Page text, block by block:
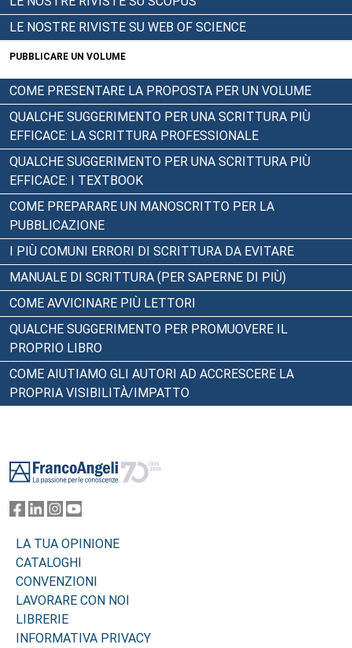
LE NOSTRE RIVISTE SU WEB OF SCIENCE
PUBBLICARE UN VOLUME
COME PRESENTARE LA PROPOSTA PER UN VOLUME
QUALCHE SUGGERIMENTO PER UNA SCRITTURA PIÙ
EFFICACE: LA SCRITTURA PROFESSIONALE
QUALCHE SUGGERIMENTO PER UNA SCRITTURA PIÙ
EFFICACE: I TEXTBOOK
COME PREPARARE UN MANOSCRITTO PER LA
PUBBLICAZIONE
I PIÙ COMUNI ERRORI DI SCRITTURA DA EVITARE
MANUALE DI SCRITTURA (PER SAPERNE DI PIÙ)
COME AVVICINARE PIÙ LETTORI
QUALCHE SUGGERIMENTO PER PROMUOVERE IL
PROPRIO LIBRO
COME AIUTIAMO GLI AUTORI AD ACCRESCERE LA
PROPRIA VISIBILITÀ/IMPATTO
LA TUA OPINIONE
CATALOGHI
CONVENZIONI
LAVORARE CON NOI
LIBRERIE
INFORMATIVA PRIVACY